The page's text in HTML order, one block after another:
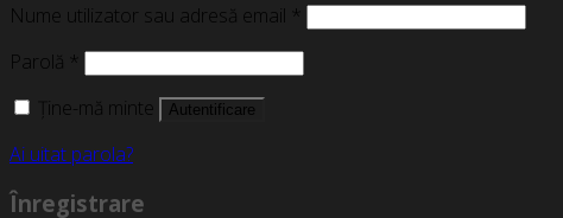
Nume utilizator sau adresă email *
Parolă *
Ține-mă minte
Autentificare
Ai uitat parola?
Înregistrare